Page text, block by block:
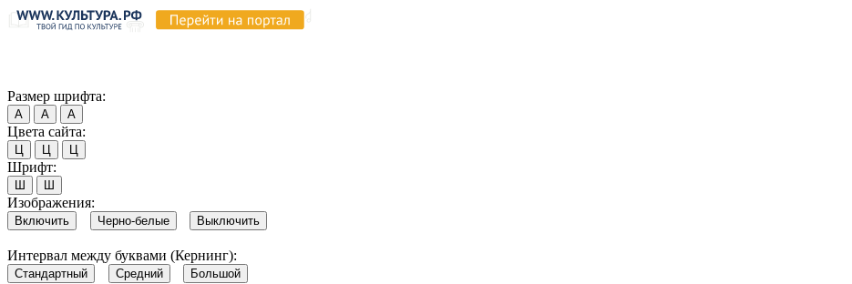
Размер шрифта:
А А А
Цвета сайта:
Ц Ц Ц
Шрифт:
Ш Ш
Изображения:
Включить Черно-белые Выключить
Интервал между буквами (Кернинг):
Стандартный Средний Большой